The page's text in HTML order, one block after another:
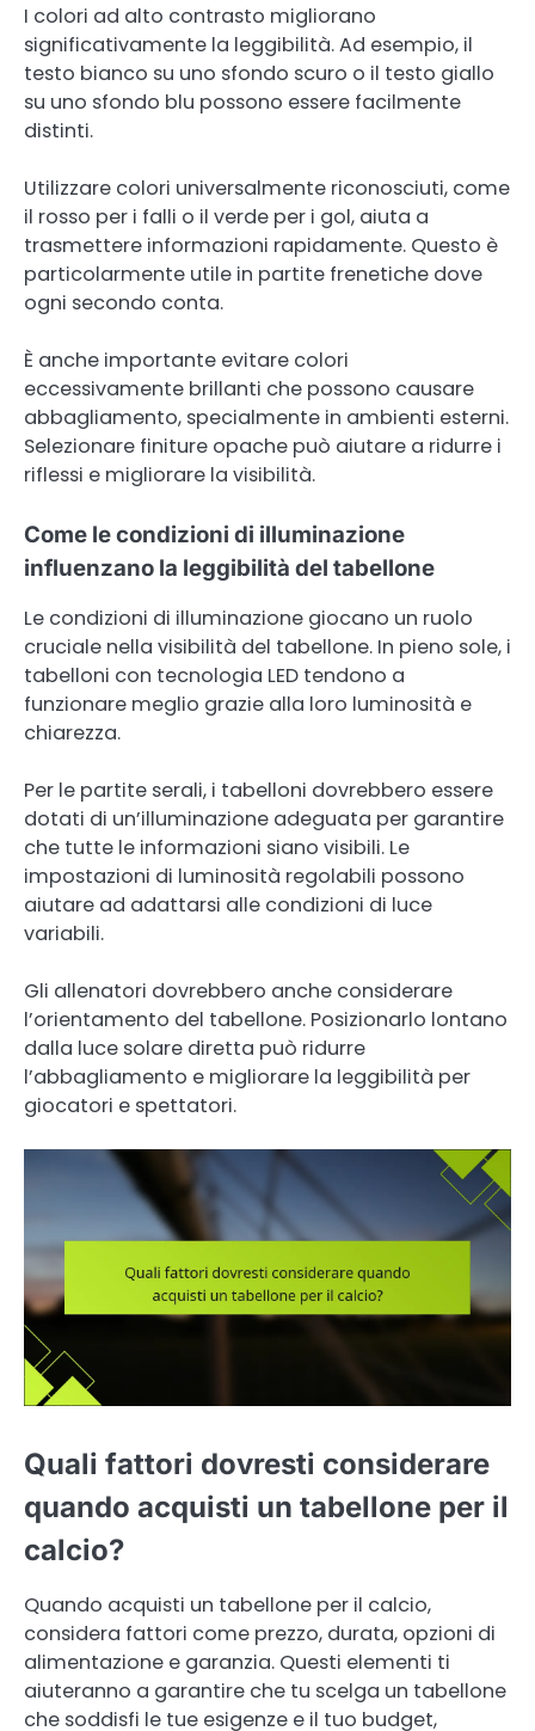
I colori ad alto contrasto migliorano
significativamente la leggibilità. Ad esempio, il
testo bianco su uno sfondo scuro o il testo giallo
su uno sfondo blu possono essere facilmente
distinti.
Utilizzare colori universalmente riconosciuti, come
il rosso per i falli o il verde per i gol, aiuta a
trasmettere informazioni rapidamente. Questo è
particolarmente utile in partite frenetiche dove
ogni secondo conta.
È anche importante evitare colori
eccessivamente brillanti che possono causare
abbagliamento, specialmente in ambienti esterni.
Selezionare finiture opache può aiutare a ridurre i
riflessi e migliorare la visibilità.
Come le condizioni di illuminazione
influenzano la leggibilità del tabellone
Le condizioni di illuminazione giocano un ruolo
cruciale nella visibilità del tabellone. In pieno sole, i
tabelloni con tecnologia LED tendono a
funzionare meglio grazie alla loro luminosità e
chiarezza.
Per le partite serali, i tabelloni dovrebbero essere
dotati di un’illuminazione adeguata per garantire
che tutte le informazioni siano visibili. Le
impostazioni di luminosità regolabili possono
aiutare ad adattarsi alle condizioni di luce
variabili.
Gli allenatori dovrebbero anche considerare
l’orientamento del tabellone. Posizionarlo lontano
dalla luce solare diretta può ridurre
l’abbagliamento e migliorare la leggibilità per
giocatori e spettatori.
Quali fattori dovresti considerare
quando acquisti un tabellone per il
calcio?
Quando acquisti un tabellone per il calcio,
considera fattori come prezzo, durata, opzioni di
alimentazione e garanzia. Questi elementi ti
aiuteranno a garantire che tu scelga un tabellone
che soddisfi le tue esigenze e il tuo budget,